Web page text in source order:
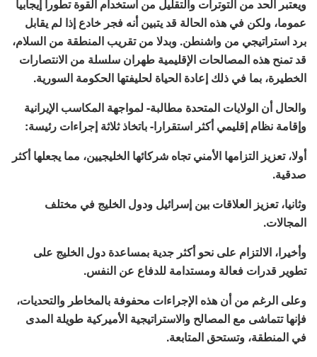
ويعتبر الحد من التوترات والتقليل من استخدام القوة تطورا إيجابيا
عموما، ولكن في هذه الحالة قد يتبين أنه فجر خادع إذا لم يقابل
برد استراتيجي من واشنطن. وبدلا من تقريب المنطقة من السلام،
قد تمنح هذه المصالحات الإقليمية طهران سلسلة من الانتصارات
الخطيرة، بما في ذلك إعادة الحياة لحليفتها الحكومة السورية.
والحال أن الولايات المتحدة مطالبة- لمواجهة المكاسب الإيرانية
وإقامة نظام إقليمي أكثر استقرارا- باتخاذ ثلاثة إجراءات رئيسة:
أولا، تعزيز التزامها الأمني تجاه شركائها الخليجيين، مما يجعلها أكثر
صدقية.
وثانيا، تعزيز العلاقات بين إسرائيل ودول الخليج في مختلف
المجالات.
وأخيرا، الالتزام على نحو أكثر جدية بمساعدة دول الخليج على
تطوير قدرات فعالة ومستدامة للدفاع عن النفس.
وعلى الرغم من أن هذه الإجراءات محفوفة بالمخاطر والتحديات،
فإنها تتماشى مع المصالح والاستراتيجية الأميركية طويلة المدى
في المنطقة، وتستحق المتابعة.